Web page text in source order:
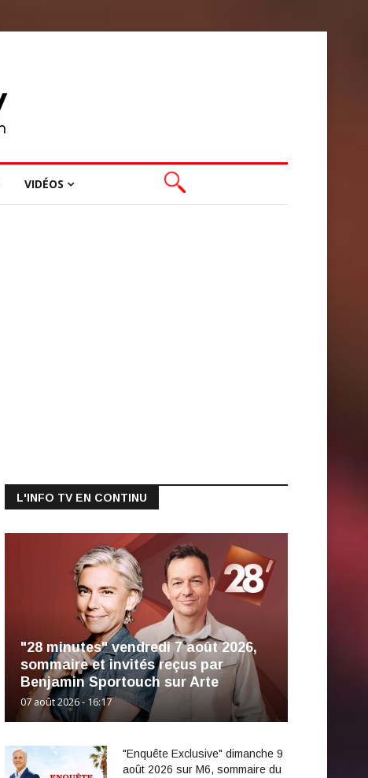
VIDÉOS
L'INFO TV EN CONTINU
"28 minutes" vendredi 7 août 2026,
sommaire et invités reçus par
Benjamin Sportouch sur Arte
07 août 2026 - 16:17
"Enquête Exclusive" dimanche 9
août 2026 sur M6, sommaire du